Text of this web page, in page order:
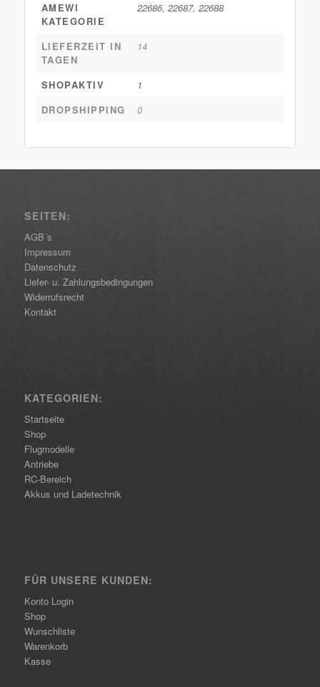
AMEWI
KATEGORIE
22686, 22687, 22688
LIEFERZEIT IN
TAGEN
14
SHOPAKTIV
1
DROPSHIPPING
0
SEITEN:
AGB´s
Impressum
Datenschutz
Liefer- u. Zahlungsbedingungen
Widerrufsrecht
Kontakt
KATEGORIEN:
Startseite
Shop
Flugmodelle
Antriebe
RC-Bereich
Akkus und Ladetechnik
FÜR UNSERE KUNDEN:
Konto Login
Shop
Wunschliste
Warenkorb
Kasse